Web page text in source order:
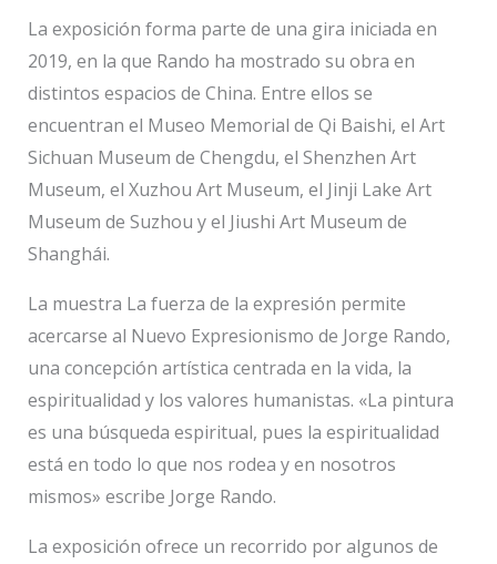
La exposición forma parte de una gira iniciada en
2019, en la que Rando ha mostrado su obra en
distintos espacios de China. Entre ellos se
encuentran el Museo Memorial de Qi Baishi, el Art
Sichuan Museum de Chengdu, el Shenzhen Art
Museum, el Xuzhou Art Museum, el Jinji Lake Art
Museum de Suzhou y el Jiushi Art Museum de
Shanghái.
La muestra La fuerza de la expresión permite
acercarse al Nuevo Expresionismo de Jorge Rando,
una concepción artística centrada en la vida, la
espiritualidad y los valores humanistas. «La pintura
es una búsqueda espiritual, pues la espiritualidad
está en todo lo que nos rodea y en nosotros
mismos» escribe Jorge Rando.
La exposición ofrece un recorrido por algunos de